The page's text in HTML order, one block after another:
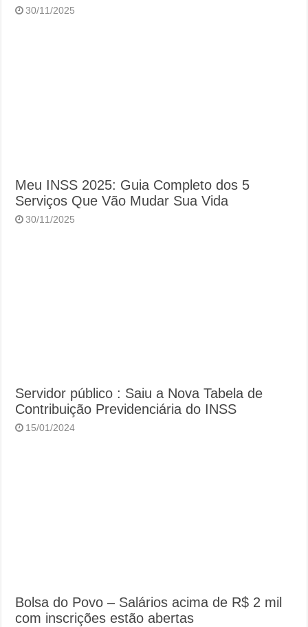
30/11/2025
Meu INSS 2025: Guia Completo dos 5
Serviços Que Vão Mudar Sua Vida
30/11/2025
Servidor público : Saiu a Nova Tabela de
Contribuição Previdenciária do INSS
15/01/2024
Bolsa do Povo – Salários acima de R$ 2 mil
com inscrições estão abertas